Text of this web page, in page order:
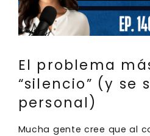
El problema
“silencio” (y se
personal)
Mucha gente cree que al